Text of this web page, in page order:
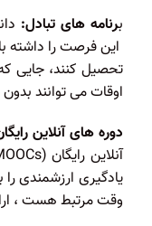
برنامه های تبادل:
این فرصت را داشته
تحصیل کنند، جایی
اوقات می توانند
دوره های آنلاین
یادگیری ارزشمندی
وقت مرتبط هست ،